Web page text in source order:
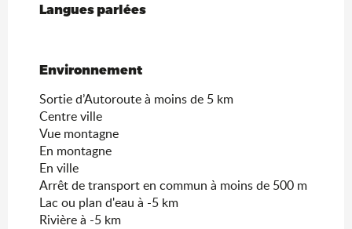
Langues parlées
Langues parlées
Environnement
Environnement
Sortie d’Autoroute à moins de 5 km
Centre ville
Vue montagne
En montagne
En ville
Arrêt de transport en commun à moins de 500 m
Lac ou plan d'eau à -5 km
Rivière à -5 km